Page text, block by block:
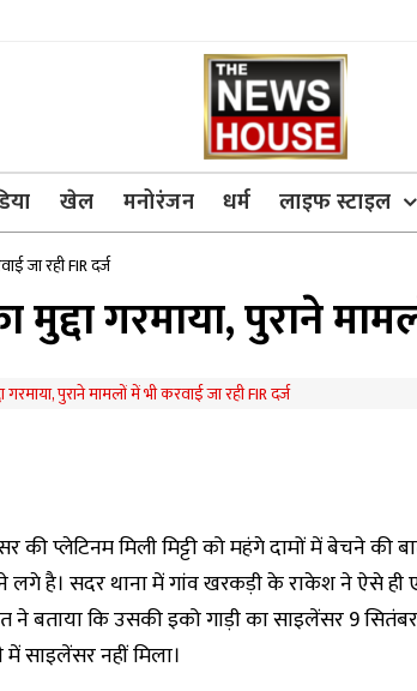
खेल मनोरंजन धर्म लाइफ स्टाइल
जा रही FIR दर्ज
गरमाया, पुराने
प्लेटिनम मिली मिट्टी को महंगे दामों में बेचने की
लगे है। सदर थाना में गांव खरकड़ी के राकेश ने ऐसे
बताया कि उसकी इको गाड़ी का साइलेंसर 9
साइलेंसर नहीं मिला।